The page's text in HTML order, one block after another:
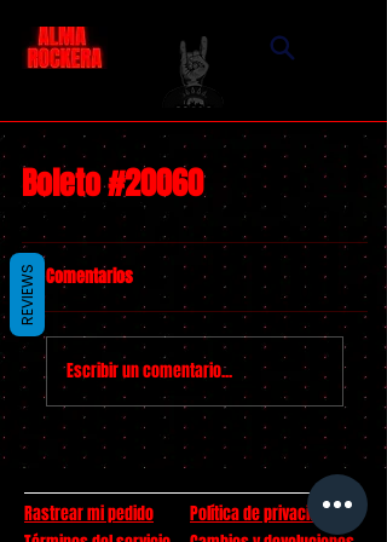
Boleto #20060
Comentarios
Escribir un comentario...
Rastrear mi pedido
Política de privacidad
REVIEWS